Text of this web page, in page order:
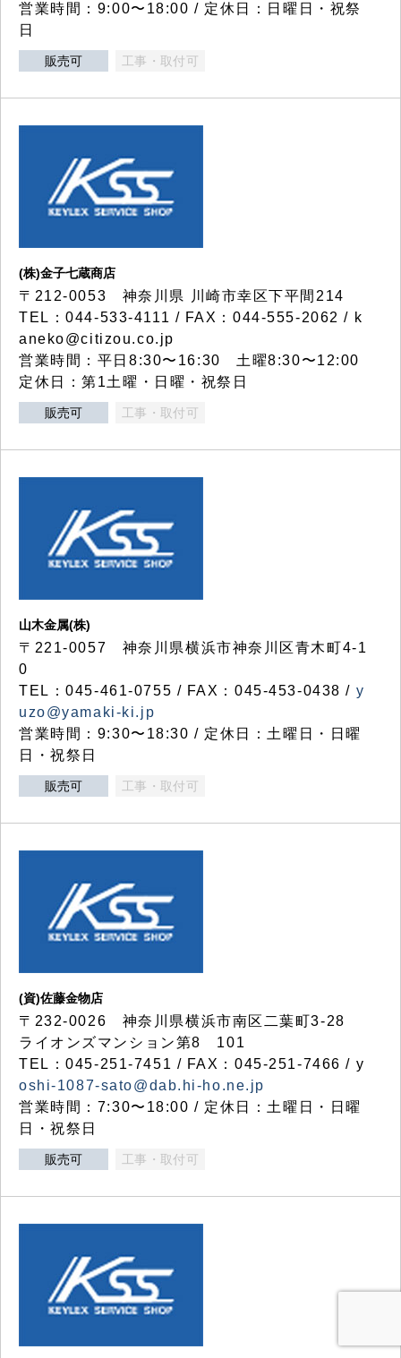
営業時間：9:00〜18:00 / 定休日：日曜日・祝祭
日
販売可 工事・取付可
(株)金子七蔵商店
〒212-0053 神奈川県 川崎市幸区下平間214
TEL：044-533-4111 / FAX：044-555-2062 / k
aneko@citizou.co.jp
営業時間：平日8:30〜16:30 土曜8:30〜12:00
定休日：第1土曜・日曜・祝祭日
販売可 工事・取付可
山木金属(株)
〒221-0057 神奈川県横浜市神奈川区青木町4-1
0
TEL：045-461-0755 / FAX：045-453-0438 / y
uzo@yamaki-ki.jp
営業時間：9:30〜18:30 / 定休日：土曜日・日曜
日・祝祭日
販売可 工事・取付可
(資)佐藤金物店
〒232-0026 神奈川県横浜市南区二葉町3-28
ライオンズマンション第8 101
TEL：045-251-7451 / FAX：045-251-7466 / y
oshi-1087-sato@dab.hi-ho.ne.jp
営業時間：7:30〜18:00 / 定休日：土曜日・日曜
日・祝祭日
販売可 工事・取付可